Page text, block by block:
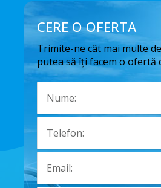
CERE O OFERTA
Trimite-ne cât mai multe
putea să îți facem o ofertă